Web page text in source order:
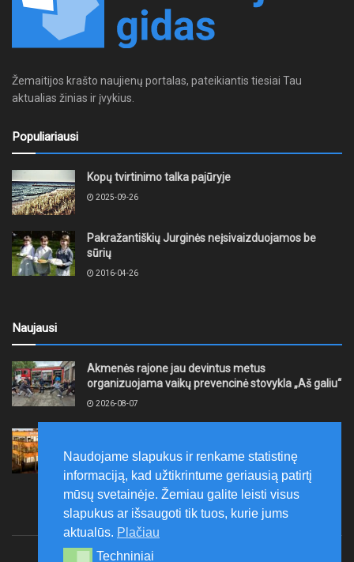
Žemaitijos krašto naujienų portalas, pateikiantis tiesiai Tau
aktualias žinias ir įvykius.
Populiariausi
Kopų tvirtinimo talka pajūryje
2025-09-26
Pakražantiškių Jurginės neįsivaizduojamos be
sūrių
2016-04-26
Naujausi
Akmenės rajone jau devintus metus
organizuojama vaikų prevencinė stovykla „Aš galiu“
2026-08-07
smulkiojo ir vidutinio verslo subjektų kūrimąsi
2026-08-07
Naudojame slapukus ir renkame statistinę
informaciją, kad užtikrintume geriausią patirtį
mūsų svetainėje. Žemiau galite leisti visus
slapukus ar išsaugoti tik tuos, kurie jums
aktualūs. Plačiau
Techniniai
Techniniai